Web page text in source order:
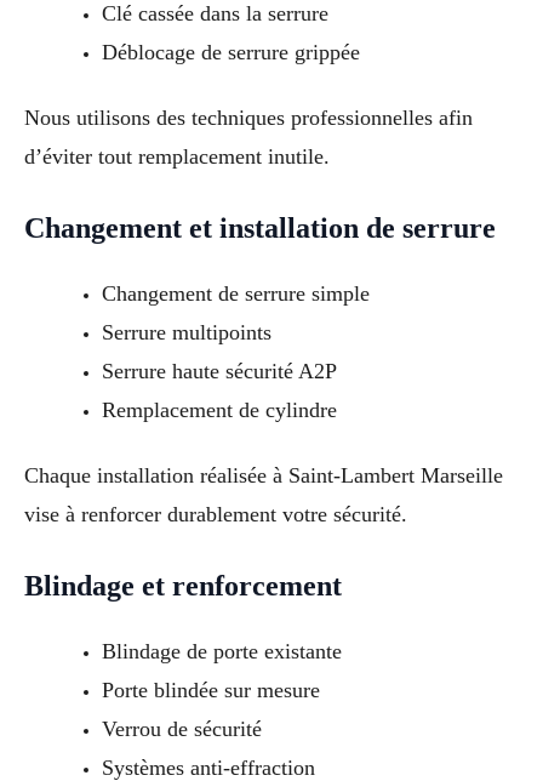
Clé cassée dans la serrure
Déblocage de serrure grippée
Nous utilisons des techniques professionnelles afin
d’éviter tout remplacement inutile.
Changement et installation de serrure
Changement de serrure simple
Serrure multipoints
Serrure haute sécurité A2P
Remplacement de cylindre
Chaque installation réalisée à Saint-Lambert Marseille
vise à renforcer durablement votre sécurité.
Blindage et renforcement
Blindage de porte existante
Porte blindée sur mesure
Verrou de sécurité
Systèmes anti-effraction